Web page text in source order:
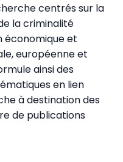
centrés sur la
la criminalité
économique et
européenne et
ainsi des
en lien
à destination des
de publications